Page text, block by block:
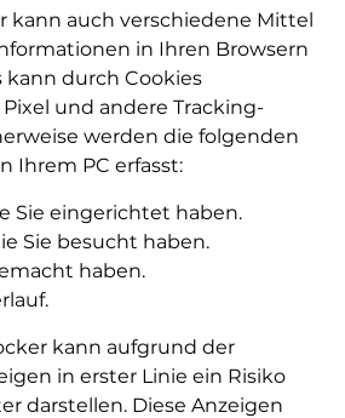
kann auch verschiedene Mittel
in Ihren Browsern
kann durch Cookies
und andere Tracking-
werden die folgenden
Ihrem PC erfasst:
Sie eingerichtet haben.
Sie besucht haben.
haben.
kann aufgrund der
in erster Linie ein Risiko
darstellen. Diese Anzeigen